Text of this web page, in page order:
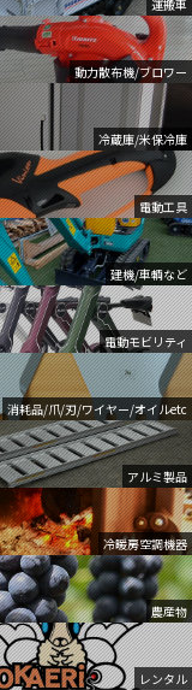
運搬車
動力散布機/ブロワー
冷蔵庫/米保冷庫
電動工具
建機/車輌など
電動モビリティ
消耗品/爪/刃/ワイヤー/オイルetc
アルミ製品
冷暖房空調機器
農産物
レンタル